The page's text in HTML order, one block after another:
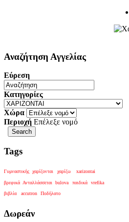
Αναζήτηση Αγγελίας
Εύρεση
Κατηγορίες
Χώρα
Περιοχή Επέλεξε νομό
Tags
Γυμναστικής χαρίζονται χαρίζω xarizontai
βρεφικά Ανταλλάσσεται bulova παιδικά
vrefika
βιβλία
accutron Ποδήλατο
Δωρεάν